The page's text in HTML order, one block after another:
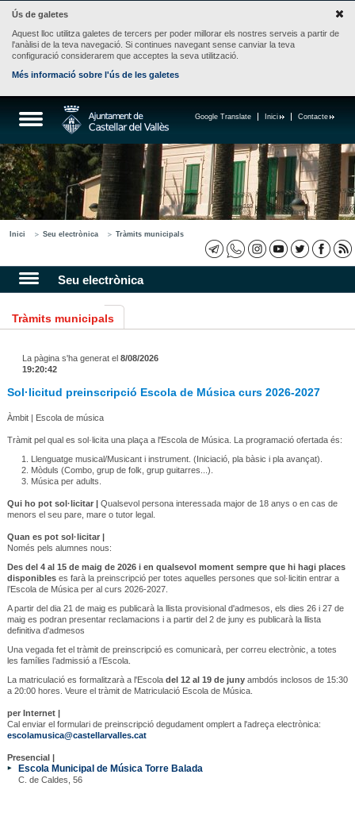
Ús de galetes
Aquest lloc utilitza galetes de tercers per poder millorar els nostres serveis a partir de
l'anàlisi de la teva navegació. Si continues navegant sense canviar la teva
configuració considerarem que acceptes la seva utilització.
Més informació sobre l'ús de les galetes
Contacte
Inici
Google Translate
Inici Seu electrònica Tràmits municipals
Seu electrònica
Tràmits municipals
La pàgina s'ha generat el 8/08/2026
19:20:42
Sol·licitud preinscripció Escola de Música curs 2026-2027
Àmbit | Escola de música
Tràmit pel qual es sol·licita una plaça a l'Escola de Música. La programació ofertada és:
Llenguatge musical/Musicant i instrument. (Iniciació, pla bàsic i pla avançat).
Mòduls (Combo, grup de folk, grup guitarres...).
Música per adults.
Qui ho pot sol·licitar | Qualsevol persona interessada major de 18 anys o en cas de
menors el seu pare, mare o tutor legal.
Quan es pot sol·licitar |
Només pels alumnes nous:
Des del 4 al 15 de maig de 2026 i en qualsevol moment sempre que hi hagi places
disponibleses farà la preinscripció per totes aquelles persones que sol·licitin entrar a
l’Escola de Música per al curs 2026-2027.
A partir del dia 21 de maig es publicarà la llista provisional d'admesos, els dies 26 i 27 de
maig es podran presentar reclamacions i a partir del 2 de juny es publicarà la llista
definitiva d'admesos
Una vegada fet el tràmit de preinscripció es comunicarà, per correu electrònic, a totes
les famílies l’admissió a l’Escola.
La matriculació es formalitzarà a l'Escola del 12 al 19 de junyambdós inclosos de 15:30
a 20:00 hores. Veure el tràmit de Matriculació Escola de Música.
per Internet |
Cal enviar el formulari de preinscripció degudament omplert a l'adreça electrònica:
escolamusica@castellarvalles.cat
Presencial |
Escola Municipal de Música Torre Balada
C. de Caldes, 56